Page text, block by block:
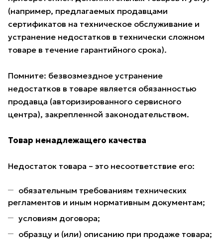
(например, предлагаемых продавцами
сертификатов на техническое обслуживание и
устранение недостатков в технически сложном
товаре в течение гарантийного срока).
Помните: безвозмездное устранение
недостатков в товаре является обязанностью
продавца (авторизированного сервисного
центра), закрепленной законодательством.
Товар ненадлежащего качества
Недостаток товара – это несоответствие его:
обязательным требованиям технических
регламентов и иным нормативным документам;
условиям договора;
образцу и (или) описанию при продаже товара;